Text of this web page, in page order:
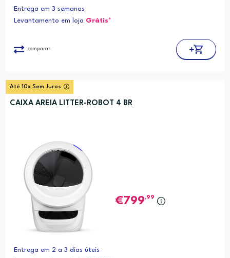
Entrega em 3 semanas
Levantamento em loja Grátis*
comparar
Até 10x Sem Juros
CAIXA AREIA LITTER-ROBOT 4 BR
799,99
Entrega em 2 a 3 dias úteis